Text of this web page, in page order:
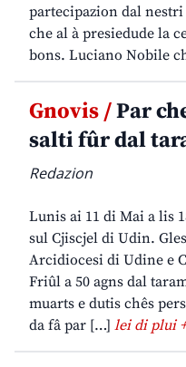
partecipazion dal
che al à presiedude la
bons. Luciano Nobile
Gnovis /Par
salti fûr dal
Redazion
Lunis ai 11 di Mai a lis
sul Cjiscjel di Udin.
Arcidiocesi di Udine e
Friûl a 50 agns dal
muarts e dutis chês
da fâ par […] lei di plui +